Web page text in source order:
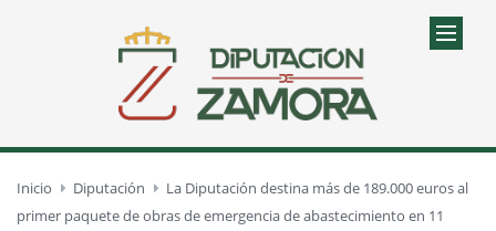
Inicio Diputación
La Diputación destina más de 189.000 euros al
primer paquete de obras de emergencia de abastecimiento en 11